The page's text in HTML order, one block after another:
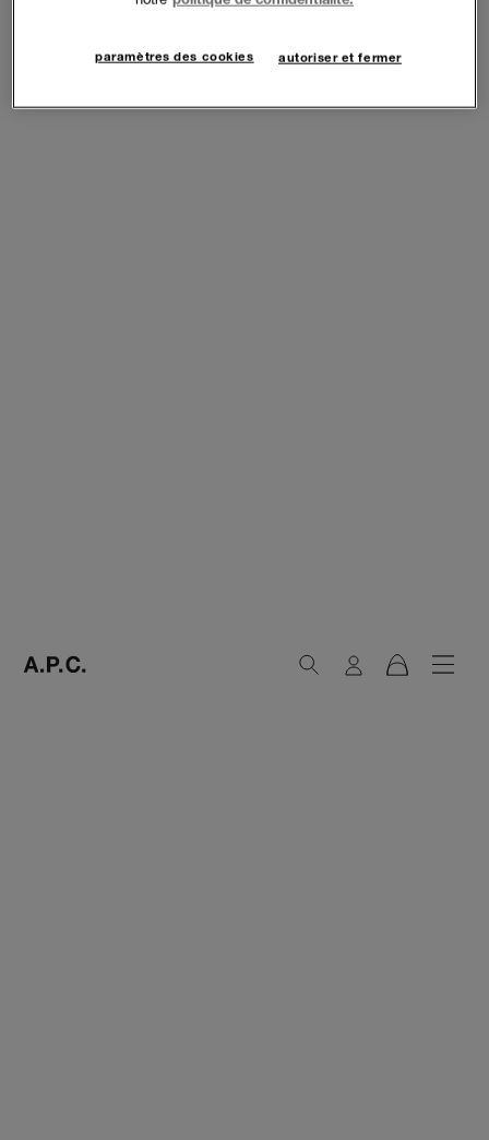
A.P.C. Paris Menu
RechercheConnexion
Panier
paramètres des cookies autoriser et fermer